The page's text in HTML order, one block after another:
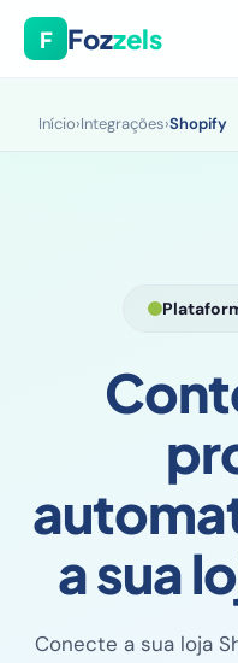
F Fozzels
Início›Integrações›Shopify
a sua
Conecte a sua loja